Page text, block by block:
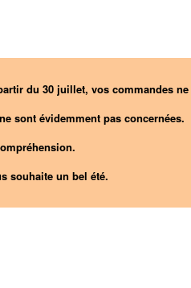
du 30 juillet, vos commandes
sont évidemment pas concernées.
souhaite un bel été.